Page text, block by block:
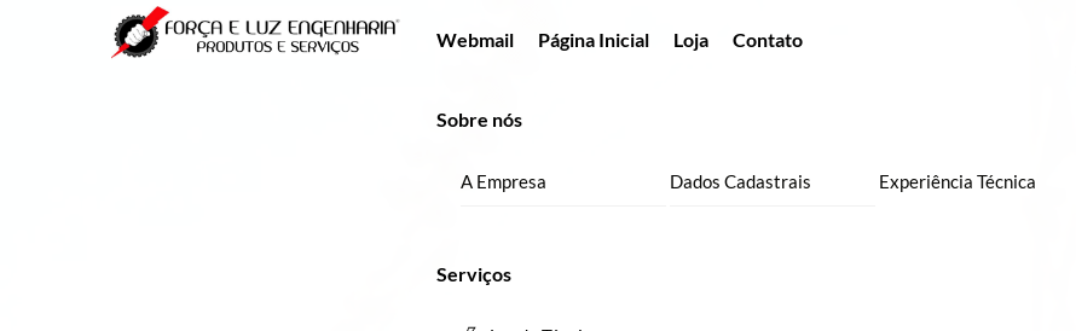
Menu
Webmail Página Inicial Loja Contato
Sobre nós
A Empresa Dados Cadastrais Experiência Técnica
Serviços